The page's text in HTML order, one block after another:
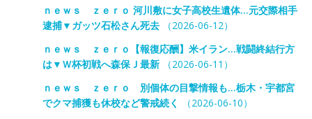
ｎｅｗｓ ｚｅｒｏ 河川敷に女子高校生遺体…元交際相手
逮捕▼ガッツ石松さん死去（2026-06-12）
ｎｅｗｓ ｚｅｒｏ【報復応酬】米イラン…戦闘終結行方
は▼Ｗ杯初戦へ森保Ｊ最新（2026-06-11）
ｎｅｗｓ ｚｅｒｏ 別個体の目撃情報も…栃木・宇都宮
でクマ捕獲も休校など警戒続く
（2026-06-10）